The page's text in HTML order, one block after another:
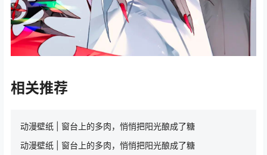
相关推荐
动漫壁纸 | 窗台上的多肉，悄悄把阳光酿成了糖
动漫壁纸 | 窗台上的多肉，悄悄把阳光酿成了糖